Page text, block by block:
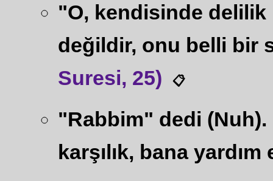
"O, kendisinde delilik
değildir, onu belli bir
Suresi, 25)
📋
"Rabbim" dedi (Nuh).
karşılık, bana yardım